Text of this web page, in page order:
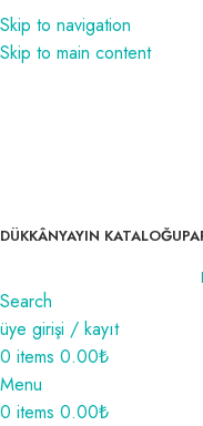
Skip to navigation
Skip to main content
1350₺ ve üzeri
DÜKKÂNYAYIN KATALOĞU
Search
üye girişi / kayıt
0 items 0.00₺
Menu
0 items 0.00₺